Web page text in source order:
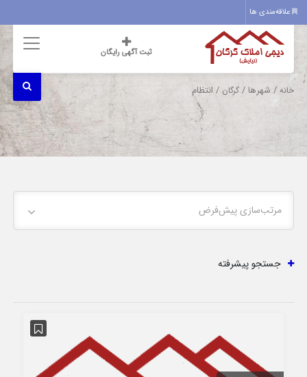
علاقه‌مندی ها
ثبت آگهی رایگان
خانه/ شهرها /گرگان / انتظام
مرتب‌سازی پیش‌فرض
جستجو پیشرفته